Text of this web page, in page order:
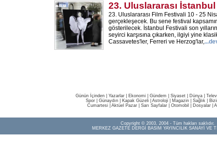
23. Uluslararası
23. Uluslararası Film Festivali 10 - 25
gerçekleşecek. Bu sene festival
gösterilecek. İstanbul Festivali son
seyirci karşısına çıkarken, ilgiyi yine
Cassavetes'ler, Ferreri ve Herzog'lar,
Günün İçinden Yazarlar Ekonomi Gündem Siyaset Dünya |
Spor
Günaydın Kapak Güzeli Astroloji Magazin Sağlık
Cumartesi| Aktüel Pazar| Sarı Sayfalar| Otomobil Dosyalar|
Copyright © 2003, 2004 - Tüm hakları saklıdır.
MERKEZ GAZETE DERGİ BASIM YAYINCILIK SANAYİ VE